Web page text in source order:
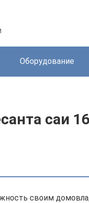
Оборудование
саи
своим